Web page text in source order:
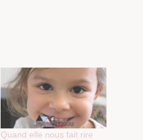
Quand elle nous fait rire